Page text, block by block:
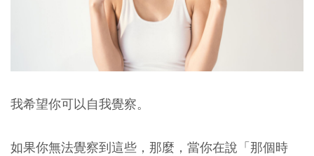
我希望你可以自我覺察。
如果你無法覺察到這些，那麼，當你在說「那個時